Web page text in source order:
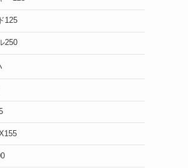
125
250